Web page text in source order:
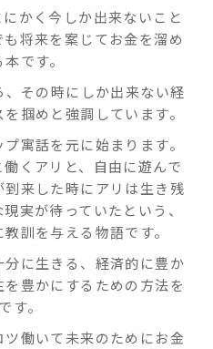
かく今しか出来ないこと
将来を案じてお金を溜め
です。
その時にしか出来ない経
掴めと強調しています。
寓話を元に始まります。
くアリと、自由に遊んで
来した時にアリは生き残
実が待っていたという、
訓を与える物語です。
に生きる、経済的に豊か
豊かにするための方法を
す。
働いて未来のためにお金